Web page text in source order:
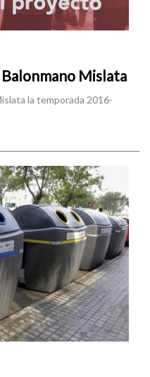
Mislata
la temporada 2016-